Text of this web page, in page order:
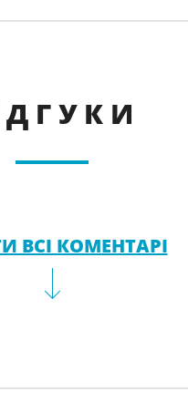
ВСІ КОМЕНТАРІ